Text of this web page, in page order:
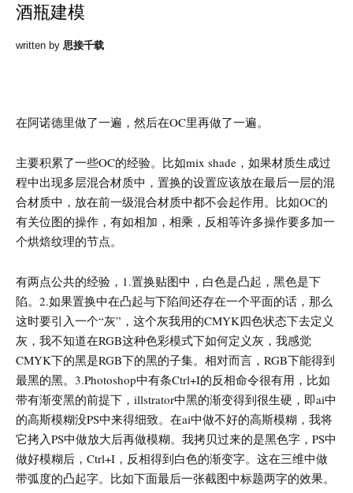
酒瓶建模
written by 思接千载
在阿诺德里做了一遍，然后在OC里再做了一遍。
主要积累了一些OC的经验。比如mix shade，如果材质生成过
程中出现多层混合材质中，置换的设置应该放在最后一层的混
合材质中，放在前一级混合材质中都不会起作用。比如OC的
有关位图的操作，有如相加，相乘，反相等许多操作要多加一
个烘焙纹理的节点。
有两点公共的经验，1.置换贴图中，白色是凸起，黑色是下
陷。2.如果置换中在凸起与下陷间还存在一个平面的话，那么
这时要引入一个“灰”，这个灰我用的CMYK四色状态下去定义
灰，我不知道在RGB这种色彩模式下如何定义灰，我感觉
CMYK下的黑是RGB下的黑的子集。相对而言，RGB下能得到
最黑的黑。3.Photoshop中有条Ctrl+I的反相命令很有用，比如
带有渐变黑的前提下，illstrator中黑的渐变得到很生硬，即ai中
的高斯模糊没PS中来得细致。在ai中做不好的高斯模糊，我将
它拷入PS中做放大后再做模糊。我拷贝过来的是黑色字，PS中
做好模糊后，Ctrl+I，反相得到白色的渐变字。这在三维中做
带弧度的凸起字。比如下面最后一张截图中标题两字的效果。